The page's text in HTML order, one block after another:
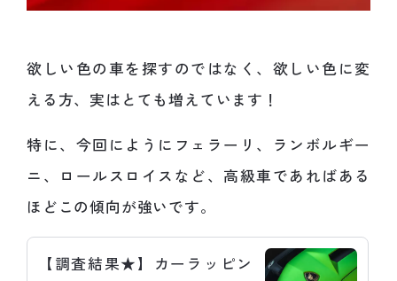
欲しい色の車を探すのではなく、欲しい色に変
える方、実はとても増えています！
特に、今回にようにフェラーリ、ランボルギー
ニ、ロールスロイスなど、高級車であればある
ほどこの傾向が強いです。
【調査結果★】カーラッピン